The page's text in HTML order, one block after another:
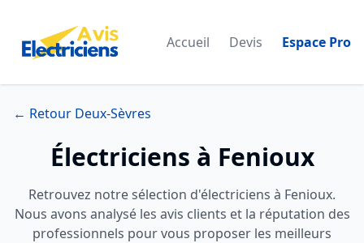
Accueil Devis Espace Pro
← Retour Deux-Sèvres
Électriciens à Fenioux
Retrouvez notre sélection d'électriciens à Fenioux.
Nous avons analysé les avis clients et la réputation des
professionnels pour vous proposer les meilleurs